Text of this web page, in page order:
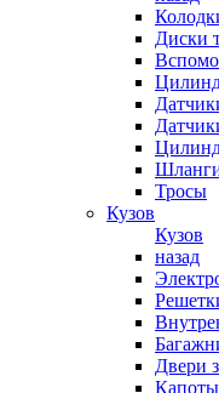
Диски
Тросы
Кузов
Кузов
назад
Двери
Капоты